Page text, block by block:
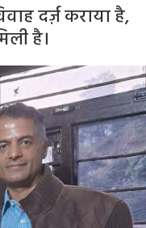
दर्ज़ कराया है,
है।